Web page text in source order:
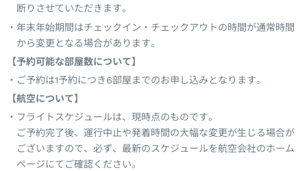
断りさせていただきます。
年末年始期間はチェックイン・チェックアウトの時間が通常時間
から変更となる場合があります。
【予約可能な部屋数について】
ご予約は1予約につき6部屋までのお申し込みとなります。
【航空について】
フライトスケジュールは、現時点のものです。
ご予約完了後、運行中止や発着時間の大幅な変更が生じる場合が
ございますので、必ず、最新のスケジュールを航空会社のホーム
ページにてご確認ください。